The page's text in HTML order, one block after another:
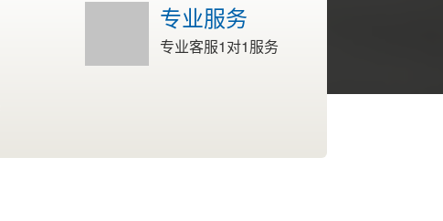
专业服务
专业客服1对1服务